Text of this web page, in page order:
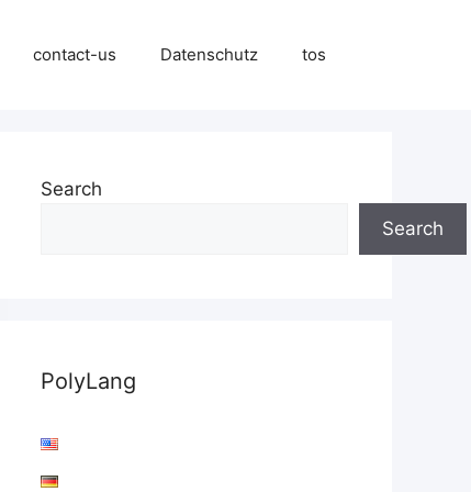
contact-us Datenschutz tos
Search
Search
PolyLang